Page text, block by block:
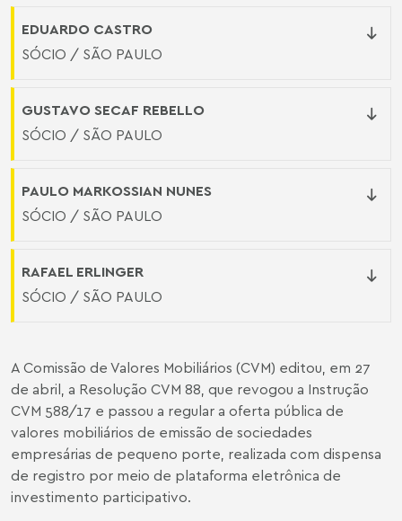
EDUARDO CASTRO
SÓCIO / SÃO PAULO
GUSTAVO SECAF REBELLO
SÓCIO / SÃO PAULO
PAULO MARKOSSIAN NUNES
SÓCIO / SÃO PAULO
RAFAEL ERLINGER
SÓCIO / SÃO PAULO
A Comissão de Valores Mobiliários (CVM) editou, em 27
de abril, a Resolução CVM 88, que revogou a Instrução
CVM 588/17 e passou a regular a oferta pública de
valores mobiliários de emissão de sociedades
empresárias de pequeno porte, realizada com dispensa
de registro por meio de plataforma eletrônica de
investimento participativo.